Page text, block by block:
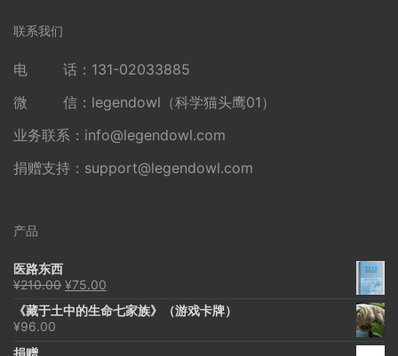
联系我们
电 话：131-02033885
微 信：legendowl（科学猫头鹰01）
业务联系： info@legendowl.com
捐赠支持： support@legendowl.com
产品
医路东西
¥210.00 原
为：
¥75.00
价
《藏于土中的生命七家族》（游戏卡牌）
¥96.00
捐赠